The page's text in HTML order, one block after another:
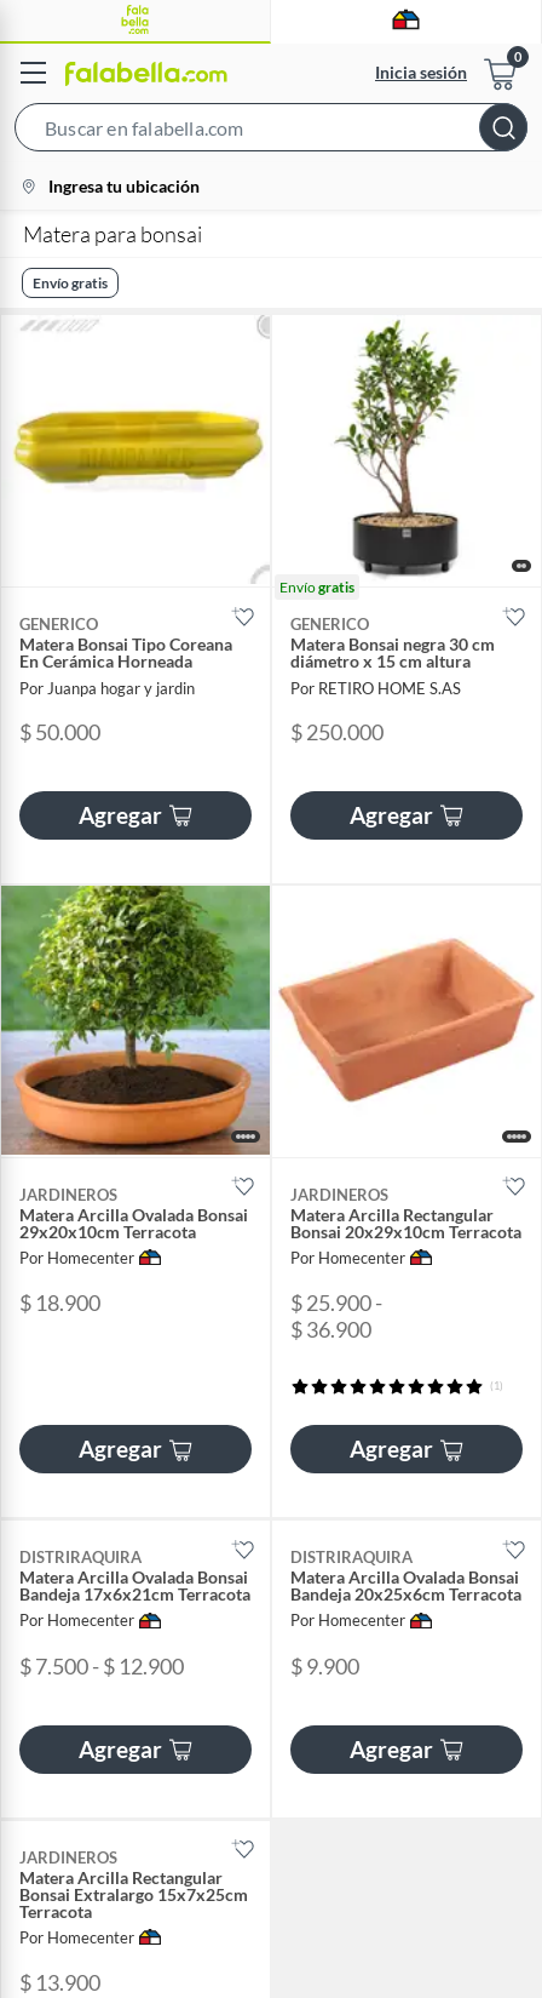
Inicia sesión
Bar
location-
icon
Ingresa tu ubicación
Matera para bonsai
Envío gratis
GENERICO
Matera Bonsai Tipo Coreana
En Cerámica Horneada
Por Juanpa hogar y jardin
$ 50.000
Agregar
Envíogratis
GENERICO
Matera Bonsai negra 30 cm
diámetro x 15 cm altura
Por RETIRO HOME S.AS
$ 250.000
Agregar
JARDINEROS
Matera Arcilla Ovalada Bonsai
29x20x10cm Terracota
Por Homecenter
$ 18.900
Agregar
JARDINEROS
Matera Arcilla Rectangular
Bonsai 20x29x10cm Terracota
Por Homecenter
$ 25.900 -
$ 36.900
(1)
Agregar
DISTRIRAQUIRA
Matera Arcilla Ovalada Bonsai
Bandeja 17x6x21cm Terracota
Por Homecenter
$ 7.500 - $ 12.900
Agregar
DISTRIRAQUIRA
Matera Arcilla Ovalada Bonsai
Bandeja 20x25x6cm Terracota
Por Homecenter
$ 9.900
Agregar
JARDINEROS
Matera Arcilla Rectangular
Bonsai Extralargo 15x7x25cm
Terracota
Por Homecenter
$ 13.900